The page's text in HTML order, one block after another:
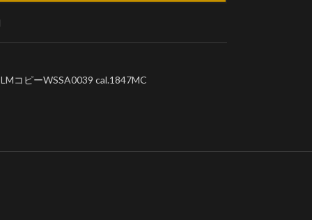
コピーWSSA0039 cal.1847MC